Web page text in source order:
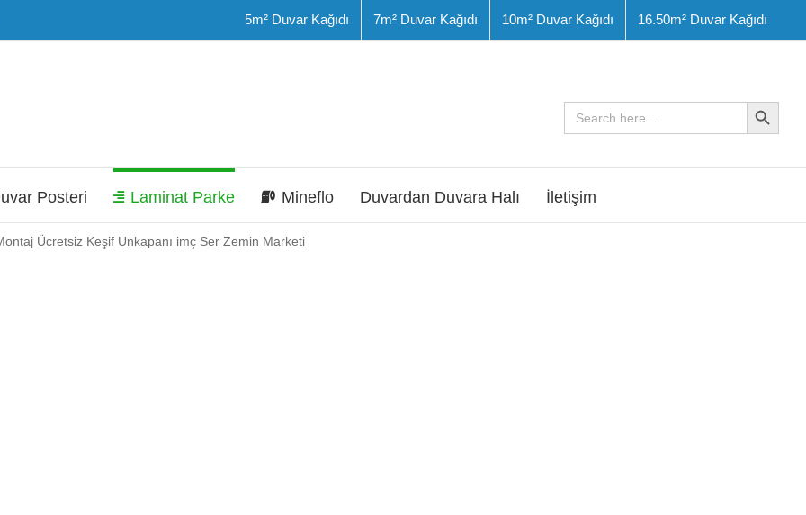
5m² Duvar Kağıdı 7m² Duvar Kağıdı 10m² Duvar Kağıdı 16.50m² Duvar Kağıdı
Search
for:
Search Button
Posteri Laminat Parke Mineflo Duvardan Duvara Halı İletişim
Ücretsiz Keşif Unkapanı imç Ser Zemin Marketi